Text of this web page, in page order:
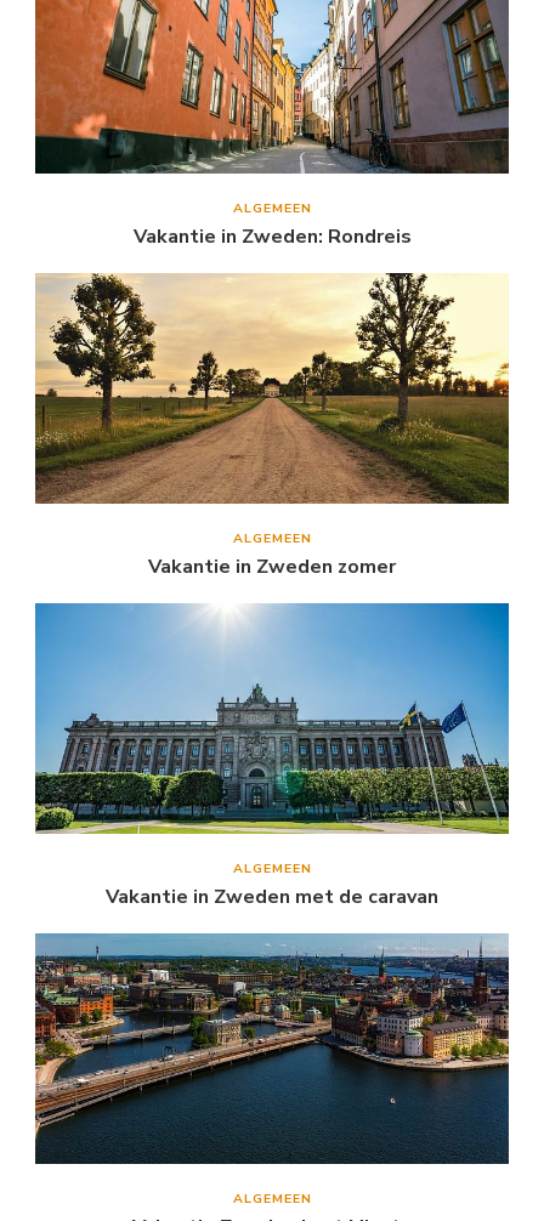
ALGEMEEN
Vakantie in Zweden: Rondreis
ALGEMEEN
Vakantie in Zweden zomer
ALGEMEEN
Vakantie in Zweden met de caravan
ALGEMEEN